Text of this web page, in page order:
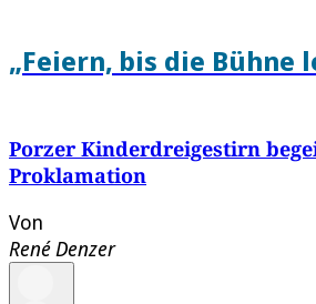
„Feiern, bis die Bühne
Porzer Kinderdreigestirn
Proklamation
Von
René Denzer